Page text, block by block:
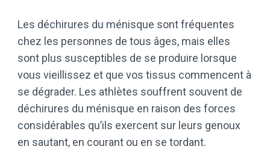
Les déchirures du ménisque sont fréquentes
chez les personnes de tous âges, mais elles
sont plus susceptibles de se produire lorsque
vous vieillissez et que vos tissus commencent à
se dégrader. Les athlètes souffrent souvent de
déchirures du ménisque en raison des forces
considérables qu’ils exercent sur leurs genoux
en sautant, en courant ou en se tordant.